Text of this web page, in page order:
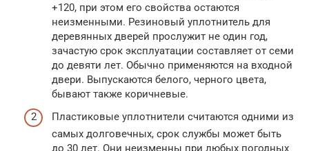
+120, при этом его свойства остаются
неизменными. Резиновый уплотнитель для
деревянных дверей прослужит не один год,
зачастую срок эксплуатации составляет от семи
до девяти лет. Обычно применяются на входной
двери. Выпускаются белого, черного цвета,
бывают также коричневые.
Пластиковые уплотнители считаются одними из
самых долговечных, срок службы может быть
до 30 лет. Они неизменны при любых погодных